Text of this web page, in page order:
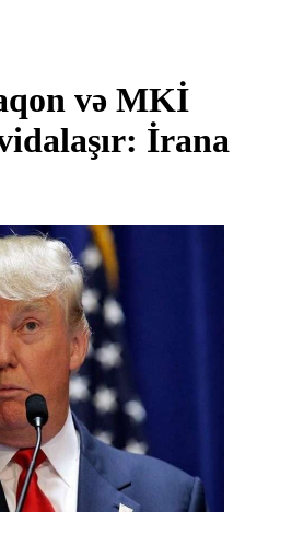
və MKİ
İrana